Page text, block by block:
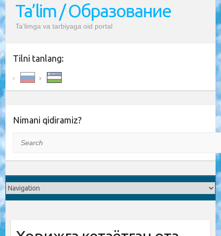
Ta’lim / Образование
Ta’limga va tarbiyaga oid portal
Tilni tanlang:
Nimani qidiramiz?